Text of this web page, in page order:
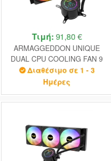
Τιμή: 91,80 €
ARMAGGEDDON UNIQUE
DUAL CPU COOLING FAN 9
BLADE DEEP FREEZE ADV
A240 ARGB BLACK
Διαθέσιμο σε 1 - 3
Ημέρες